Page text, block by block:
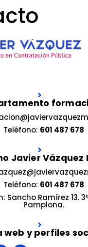
Teléfono: 601 487 678
Javier Vázquez
Teléfono: 601 487 678
Sancho Ramírez 13.
Pamplona.
web y perfiles